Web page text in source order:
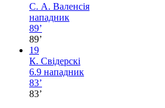
С. А. Валенсія
нападник
89’
89’
19
К. Свідерскі
6.9 нападник
83’
83’